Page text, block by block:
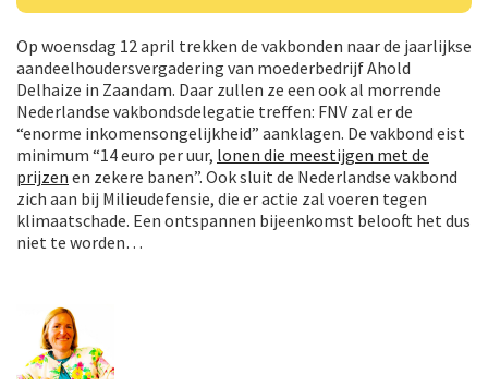
Op woensdag 12 april trekken de vakbonden naar de jaarlijkse
aandeelhoudersvergadering van moederbedrijf Ahold
Delhaize in Zaandam. Daar zullen ze een ook al morrende
Nederlandse vakbondsdelegatie treffen: FNV zal er de
“enorme inkomensongelijkheid” aanklagen. De vakbond eist
minimum “14 euro per uur, lonen die meestijgen met de
prijzen en zekere banen”. Ook sluit de Nederlandse vakbond
zich aan bij Milieudefensie, die er actie zal voeren tegen
klimaatschade. Een ontspannen bijeenkomst belooft het dus
niet te worden…